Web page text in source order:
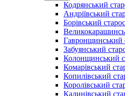
Кодрянський
Андріївський
Борівський
Гавронщинський
Забуянський
Колонщинський
Комарівський
Копилівський
Королівський
Калинівський